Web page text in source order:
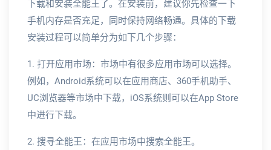
下载和安装全能王了。在安装前，建议你先检查一下
手机内存是否充足，同时保持网络畅通。具体的下载
安装过程可以简单分为如下几个步骤：
1. 打开应用市场：市场中有很多应用市场可以选择。
例如，Android系统可以在应用商店、360手机助手、
UC浏览器等市场中下载，iOS系统则可以在App Store
中进行下载。
2. 搜寻全能王：在应用市场中搜索全能王。